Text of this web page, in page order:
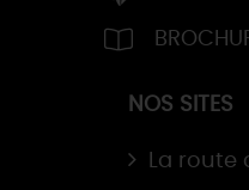
NOS SITES
La route